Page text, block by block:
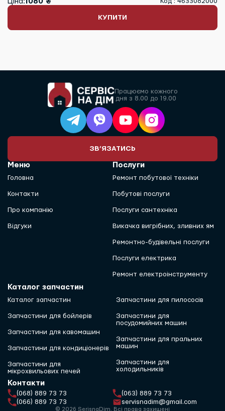
КУПИТИ
Працюємо кожного
дня з 8.00 до 19.00
ЗВ’ЯЗАТИСЬ
Меню
Головна
Контакти
Про компанію
Відгуки
Послуги
Ремонт побутової техніки
Побутові послуги
Послуги сантехніка
Викачка вигрібних, зливних ям
Ремонтно-будівельні послуги
Послуги електрика
Ремонт електроінструменту
Каталог запчастин
Каталог запчастин
Запчастини для бойлерів
Запчастини для кавомашин
Запчастини для кондиціонерів
Запчастини для
мікрохвильових печей
Запчастини для пилососів
Запчастини для
посудомийних машин
Запчастини для пральних
машин
Запчастини для
холодильників
Контакти
(068) 889 73 73
(063) 889 73 73
(066) 889 73 73
servisnadim@gmail.com
© 2026 SerisnaDim. Всі права захищені